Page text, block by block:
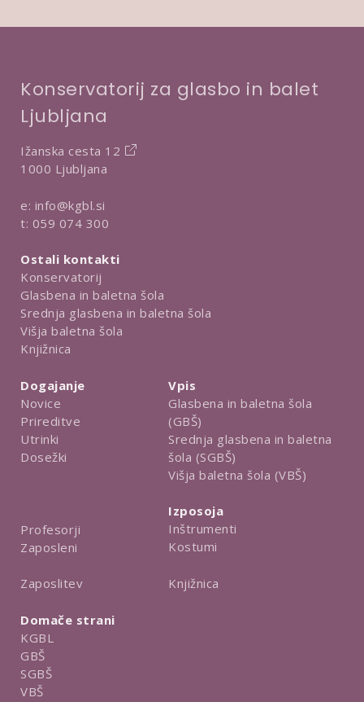
Konservatorij za glasbo in balet
Ljubljana
Ižanska cesta 12
1000 Ljubljana
e: info@kgbl.si
t: 059 074 300
Ostali kontakti
Konservatorij
Glasbena in baletna šola
Srednja glasbena in baletna šola
Višja baletna šola
Knjižnica
Dogajanje
Novice
Prireditve
Utrinki
Dosežki
Profesorji
Zaposleni
Zaposlitev
Vpis
Glasbena in baletna šola
(GBŠ)
Srednja glasbena in baletna
šola (SGBŠ)
Višja baletna šola (VBŠ)
Izposoja
Inštrumenti
Kostumi
Knjižnica
Domače strani
KGBL
GBŠ
SGBŠ
VBŠ